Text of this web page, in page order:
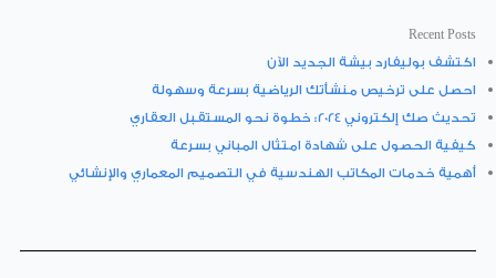
Recent Posts
اكتشف بوليفارد بيشة الجديد الآن
احصل على ترخيص منشأتك الرياضية بسرعة وسهولة
تحديث صك إلكتروني 2024: خطوة نحو المستقبل العقاري
كيفية الحصول على شهادة امتثال المباني بسرعة
أهمية خدمات المكاتب الهندسية في التصميم المعماري والإنشائي